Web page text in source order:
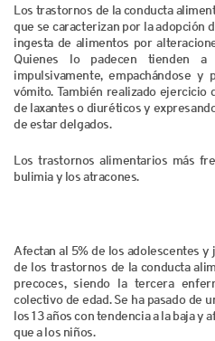
Los trastornos de la conducta
que se caracterizan por la adopción
ingesta de alimentos por
Quienes lo padecen tienden
impulsivamente, empachándose
vómito. También realizado ejercicio
de laxantes o diuréticos y
de estar delgados.
Los trastornos alimentarios más
bulimia y los atracones.
Afectan al 5% de los adolescentes
de los trastornos de la conducta
precoces, siendo la tercera
colectivo de edad. Se ha pasado de
los 13 años con tendencia a la baja y
que a los niños.